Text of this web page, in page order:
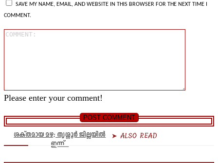
Please enter your comment!
SAVE MY NAME, EMAIL, AND WEBSITE IN THIS BROWSER FOR THE NEXT TIME I
COMMENT.
ശക്തമായ മഴ; തൃശ്ശൂർ ജില്ലയിൽ
ഇന്ന്...
➤ ALSO READ